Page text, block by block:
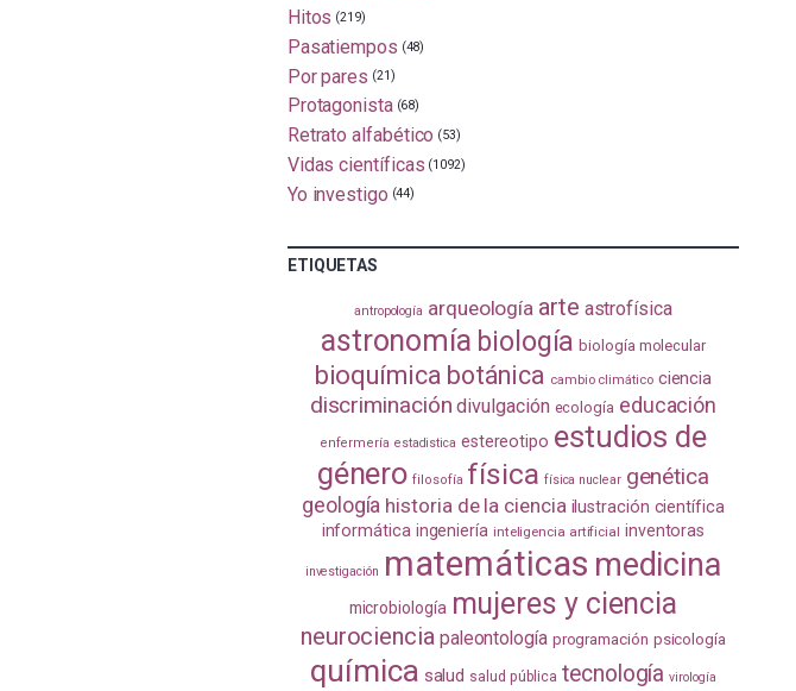
Hitos (219)
Pasatiempos (48)
Por pares (21)
Protagonista (68)
Retrato alfabético (53)
Vidas científicas (1092)
Yo investigo (44)
ETIQUETAS
antropología arqueología arte astrofísica
astronomía biología biología molecular
bioquímica botánica cambio climático ciencia
discriminación divulgación ecología educación
enfermería estadistica estereotipo estudios de
género filosofía física física nuclear genética
geología historia de la ciencia ilustración científica
informática ingeniería inteligencia artificial inventoras
investigación matemáticas medicina
microbiología mujeres y ciencia
neurociencia paleontología programación psicología
química salud salud pública tecnología virología